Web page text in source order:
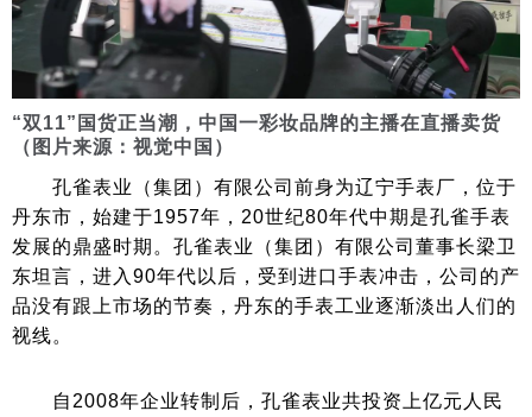
“双11”国货正当潮，中国一彩妆品牌的主播在直播卖货
（图片来源：视觉中国）
孔雀表业（集团）有限公司前身为辽宁手表厂，位于
丹东市，始建于1957年，20世纪80年代中期是孔雀手表
发展的鼎盛时期。孔雀表业（集团）有限公司董事长梁卫
东坦言，进入90年代以后，受到进口手表冲击，公司的产
品没有跟上市场的节奏，丹东的手表工业逐渐淡出人们的
视线。
自2008年企业转制后，孔雀表业共投资上亿元人民